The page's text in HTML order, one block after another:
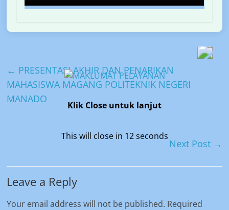
← PRESENTASI AKHIR DAN PENARIKAN
MAHASISWA MAGANG POLITEKNIK NEGERI
MANADO
Next Post →
Leave a Reply
Your email address will not be published. Required
Klik Close untuk lanjut
This will close in 12seconds